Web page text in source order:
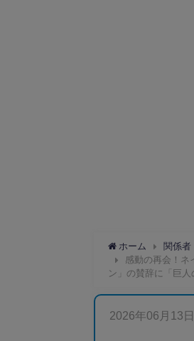
ホーム 関係者
感動の再会！ネ
ン」の賛辞に「巨
2026年06月13日